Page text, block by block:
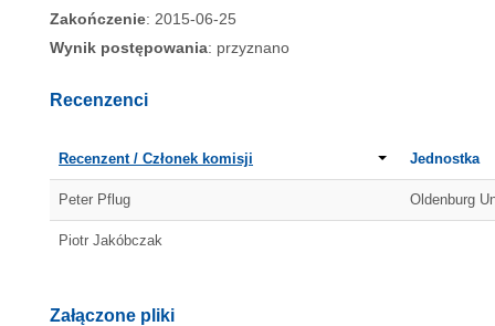
Zakończenie: 2015-06-25
Wynik postępowania: przyznano
Recenzenci
Recenzent / Członek komisji Jednostka
Peter Pflug Oldenburg
Piotr Jakóbczak
Załączone pliki